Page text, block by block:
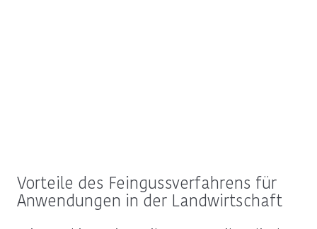
Vorteile des Feingussverfahrens für
Anwendungen in der Landwirtschaft